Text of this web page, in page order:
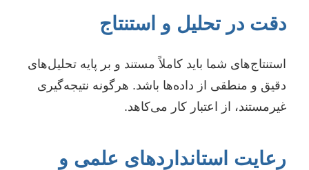
دقت در تحلیل و استنتاج
استنتاج‌های شما باید کاملاً مستند و بر پایه تحلیل‌های
دقیق و منطقی از داده‌ها باشد. هرگونه نتیجه‌گیری
غیرمستند، از اعتبار کار می‌کاهد.
رعایت استانداردهای علمی و